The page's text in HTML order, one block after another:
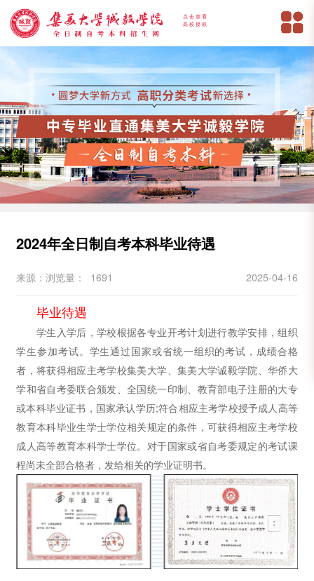
点击查看
高校授权
2024年全日制自考本科毕业待遇
来源：浏览量： 1691 2025-04-16
毕业待遇
学生入学后，学校根据各专业开考计划进行教学安排，组织
学生参加考试。学生通过国家或省统一组织的考试，成绩合格
者，将获得相应主考学校集美大学、集美大学诚毅学院、华侨大
学和省自考委联合颁发、全国统一印制、教育部电子注册的大专
或本科毕业证书，国家承认学历;符合相应主考学校授予成人高等
教育本科毕业生学士学位相关规定的条件，可获得相应主考学校
成人高等教育本科学士学位。对于国家或省自考委规定的考试课
程尚未全部合格者，发给相关的学业证明书。